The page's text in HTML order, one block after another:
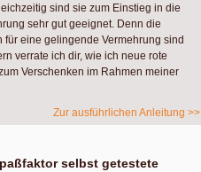
sind sie zum Einstieg in die
sehr gut geeignet. Denn die
für eine gelingende Vermehrung sind
verrate ich dir, wie ich neue rote
Verschenken im Rahmen meiner
Zur ausführlichen Anleitung >>
selbst getestete